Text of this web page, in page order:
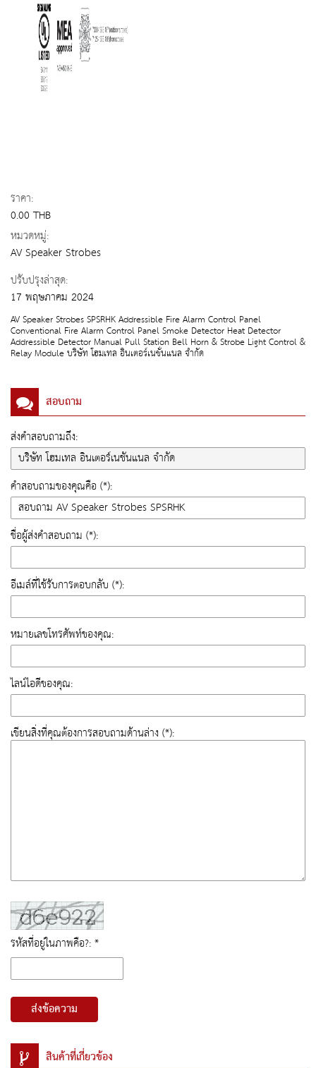
ราคา:
0.00 THB
หมวดหมู่:
AV Speaker Strobes
ปรับปรุงล่าสุด:
17 พฤษภาคม 2024
AV Speaker Strobes SPSRHK Addressible Fire Alarm Control Panel
Conventional Fire Alarm Control Panel Smoke Detector Heat Detector
Addressible Detector Manual Pull Station Bell Horn & Strobe Light Control &
Relay Module บริษัท โฮมเทล อินเตอร์เนชั่นแนล จำกัด
สอบถาม
ส่งคำสอบถามถึง:
คำสอบถามของคุณคือ (*):
ชื่อผู้ส่งคำสอบถาม (*):
อีเมล์ที่ใช้รับการตอบกลับ (*):
หมายเลขโทรศัพท์ของคุณ:
ไลน์ไอดีของคุณ:
เขียนสิ่งที่คุณต้องการสอบถามด้านล่าง (*):
รหัสที่อยู่ในภาพคือ?: *
ส่งข้อความ
สินค้าที่เกี่ยวข้อง